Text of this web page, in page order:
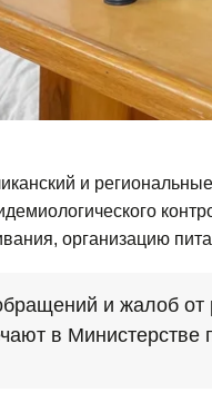
и
организацию
и жалоб
в Министерстве